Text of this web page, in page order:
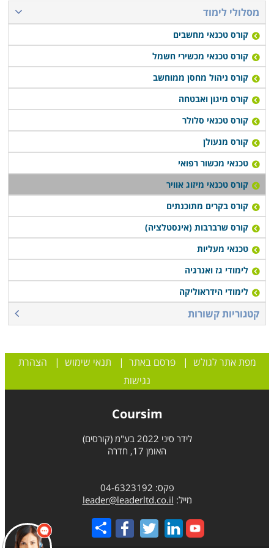
מבוקש ולסלול לעצמם קריירה רווחית ובתנאי העסקה טובים
יותר. חלק מהמכללות מעניקות שירותי השמה לבוגרים, ובכך
מקלות עליהם בצעדיהם הראשונים בשוק העבודה.
לימודי קורס טכנאי מיזוג אוויר מתקיימים במוסדות לימוד
רבים ברחבי הארץ: חיפה, תל אביב, רמת גן, פתח תקווה,
כפר סבא ועוד במספר מקומות רבים ברחבים הארץ.
במרבית המקומות מדובר בלימודי ערב או בוקר במסלול
גמיש, כך שאפשר יהיה לעבור את הקורס במקביל להמשך
העבודה הקיימת.
מסלולי לימוד
קורס טכנאי מחשבים
קורס טכנאי מכשירי חשמל
קורס ניהול מחסן ממוחשב
קורס מיגון ואבטחה
קורס טכנאי סלולר
קורס מנעולן
טכנאי מכשור רפואי
קורס טכנאי מיזוג אוויר
קורס בקרים מתוכנתים
קורס שרברבות (אינסטלציה)
טכנאי מעליות
לימודי גז ואנרגיה
לימודי הידראוליקה
קטגוריות קשורות
מפת אתר לגולש |פרסם באתר | תנאי שימוש | הצהרת
נגישות
Coursim
לידר סיני 2022 בע"מ (קורסים)
האומן 17, חדרה
פקס: 04-6323192
מייל: leader@leaderltd.co.il
Share